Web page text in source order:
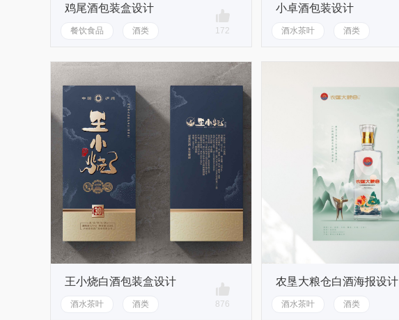
鸡尾酒包装盒设计
餐饮食品 酒类 172
小卓酒包装设计
酒水茶叶 酒类
王小烧白酒包装盒设计
酒水茶叶 酒类 876
农垦大粮仓白酒海报设计
酒水茶叶 酒类